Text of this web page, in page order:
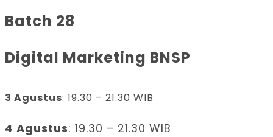
Batch 28
Digital Marketing BNSP
3 Agustus: 19.30 – 21.30 WIB
4 Agustus: 19.30 – 21.30 WIB